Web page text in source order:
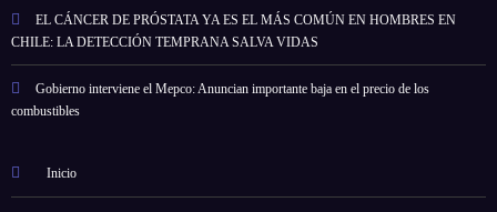
EL CÁNCER DE PRÓSTATA YA ES EL MÁS COMÚN EN HOMBRES EN
CHILE: LA DETECCIÓN TEMPRANA SALVA VIDAS
Gobierno interviene el Mepco: Anuncian importante baja en el precio de los
combustibles
Inicio